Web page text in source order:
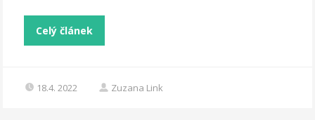
Celý článek
18.4. 2022 Zuzana Link